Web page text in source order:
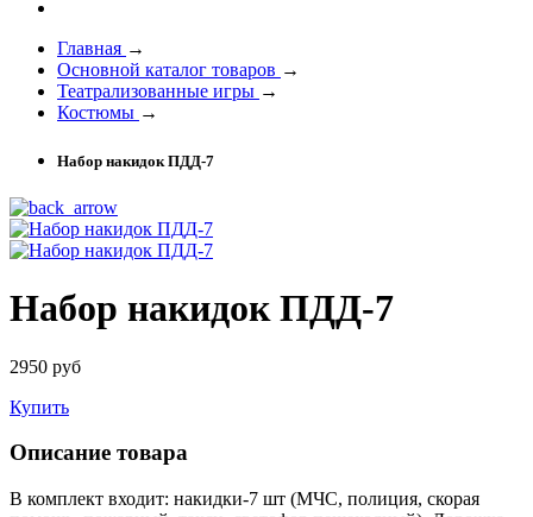
Главная →
Основной каталог товаров →
Театрализованные игры →
Костюмы →
Набор накидок ПДД-7
Набор накидок ПДД-7
2950 руб
Купить
Описание товара
В комплект входит: накидки-7 шт (МЧС, полиция, скорая